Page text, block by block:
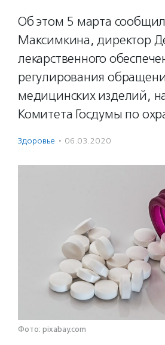
Об этом 5 марта
Максимкина, директор
лекарственного
регулирования
медицинских изделий,
Комитета Госдумы по
Здоровье · 06.03.2020
Фото: pixabay.com